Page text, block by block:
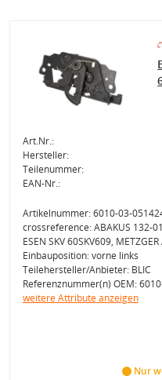
Art.Nr.:
Hersteller:
Teilenummer:
EAN-Nr.:
Artikelnummer: 6010-03-
crossreference: ABAKUS 132-
ESEN SKV 60SKV609,
Einbauposition: vorne links
Teilehersteller/Anbieter: BLIC
Referenznummer(n) OEM:
weitere Attribute anzeigen
Nur